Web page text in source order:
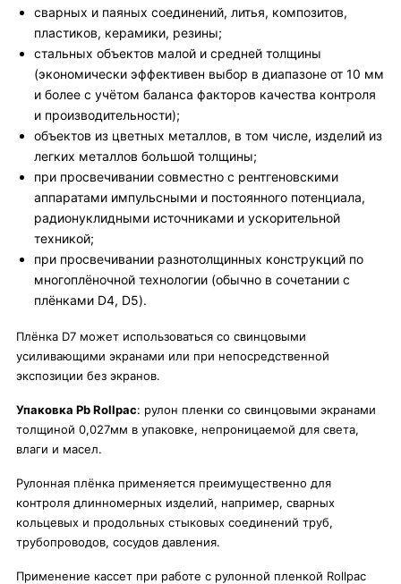
сварных и паяных соединений, литья, композитов,
пластиков, керамики, резины;
стальных объектов малой и средней толщины
(экономически эффективен выбор в диапазоне от 10 мм
и более с учётом баланса факторов качества контроля
и производительности);
объектов из цветных металлов, в том числе, изделий из
легких металлов большой толщины;
при просвечивании совместно с рентгеновскими
аппаратами импульсными и постоянного потенциала,
радионуклидными источниками и ускорительной
техникой;
при просвечивании разнотолщинных конструкций по
многоплёночной технологии (обычно в сочетании с
плёнками D4, D5).
Плёнка D7 может использоваться со свинцовыми
усиливающими экранами или при непосредственной
экспозиции без экранов.
Упаковка Pb Rollpac: рулон пленки со свинцовыми экранами
толщиной 0,027мм в упаковке, непроницаемой для света,
влаги и масел.
Рулонная плёнка применяется преимущественно для
контроля длинномерных изделий, например, сварных
кольцевых и продольных стыковых соединений труб,
трубопроводов, сосудов давления.
Применение кассет при работе с рулонной пленкой Rollpac